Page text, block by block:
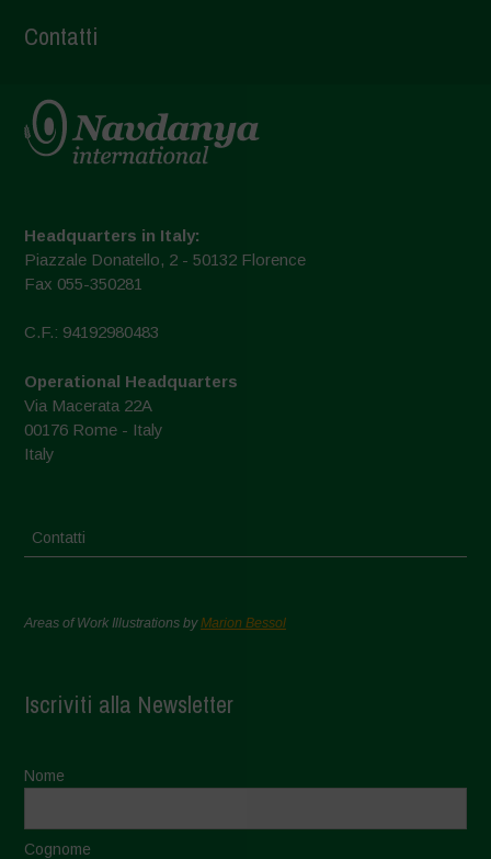
Contatti
Headquarters in Italy:
Piazzale Donatello, 2 - 50132 Florence
Fax 055-350281
C.F.: 94192980483
Operational Headquarters
Via Macerata 22A
00176 Rome - Italy
Italy
Contatti
Areas of Work Illustrations byMarion Bessol
Iscriviti alla Newsletter
Nome
Cognome